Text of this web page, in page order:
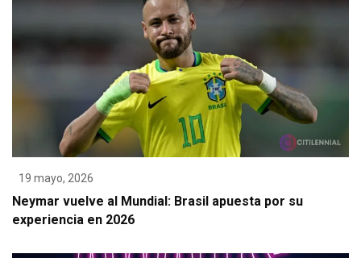
19 mayo, 2026
Neymar vuelve al Mundial: Brasil apuesta por su
experiencia en 2026